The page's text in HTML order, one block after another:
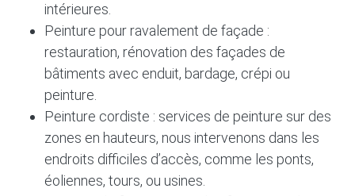
intérieures.
Peinture pour ravalement de façade :
restauration, rénovation des façades de
bâtiments avec enduit, bardage, crépi ou
peinture.
Peinture cordiste : services de peinture sur des
zones en hauteurs, nous intervenons dans les
endroits difficiles d’accès, comme les ponts,
éoliennes, tours, ou usines.